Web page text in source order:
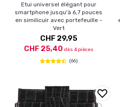
Etui universel élégant pour
smartphone jusqu'à 6,7 pouces
en similicuir avec portefeuille -
Vert
CHF 29,95
CHF 25,40 dès 4 pièces
(66)